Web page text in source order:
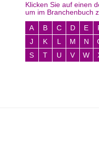
Klicken Sie auf einen
um im Branchenbuch
A
B C D E
J
K L M N
S
T U V W